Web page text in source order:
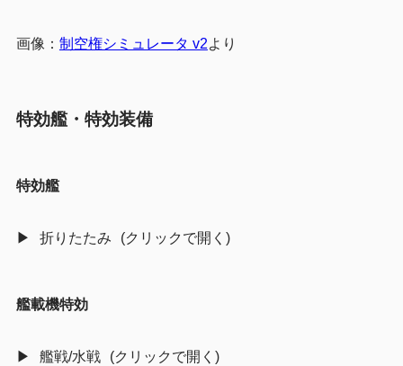
画像： 制空権シミュレータ v2より
特効艦・特効装備
特効艦
折りたたみ
艦載機特効
艦戦/水戦